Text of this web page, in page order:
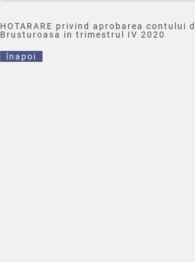
HOTARARE privind aprobarea contului
Brusturoasa in trimestrul IV 2020
înapoi